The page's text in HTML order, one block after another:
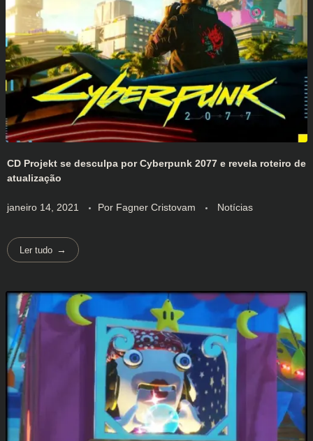
CD Projekt se desculpa por Cyberpunk 2077 e revela roteiro de
atualização
janeiro 14, 2021 Por Fagner Cristovam Notícias
Ler tudo